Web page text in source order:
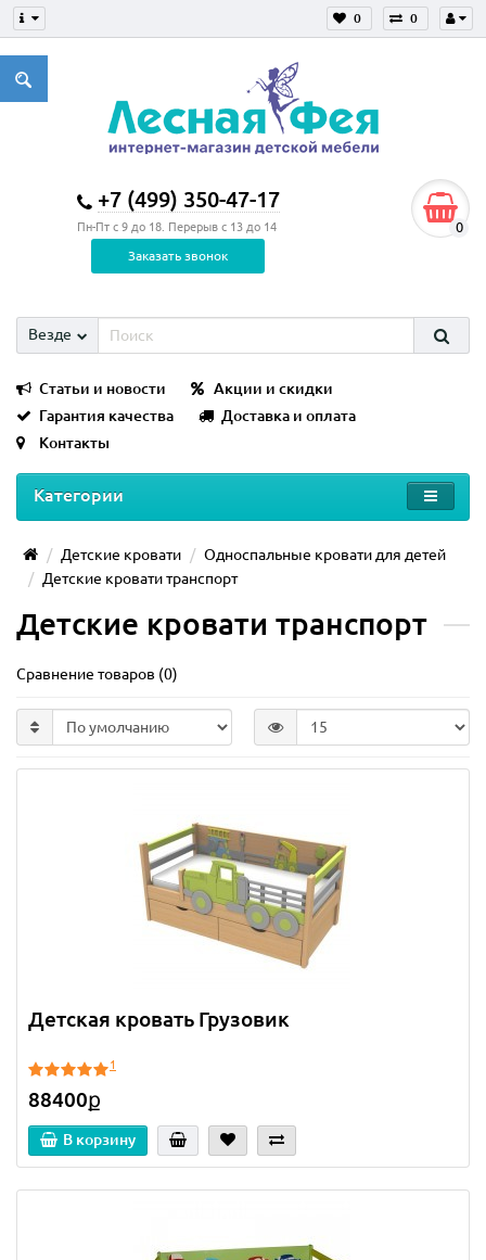
0
0
+7 (499) 350-47-17
Пн-Пт с 9 до 18. Перерыв с 13 до 14
Заказать звонок
0
Везде
Статьи и новости
Акции и скидки
Гарантия качества
Доставка и оплата
Контакты
Категории
Детские кровати
Односпальные кровати для детей
Детские кровати транспорт
Детские кровати транспорт
Сравнение товаров (0)
Детская кровать Грузовик
1
88400ք
В корзину